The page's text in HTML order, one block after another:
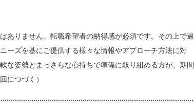
ありません。転職希望者の納得感が必須です。その上で過
ーズを基にご提供する様々な情報やアプローチ方法に対
な姿勢とまっさらな心持ちで準備に取り組める方が、期間
につづく）